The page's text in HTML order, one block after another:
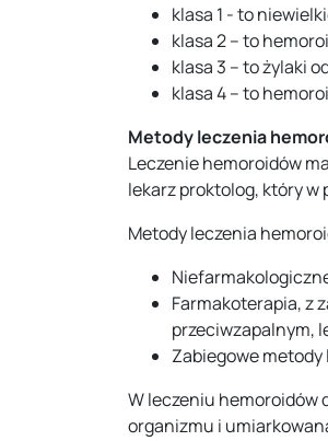
klasa 1 - to
klasa 2 – to
klasa 3 – to żylaki
klasa 4 – to
Metody leczenia
Leczenie hemoroidów
lekarz proktolog, który w
Metody leczenia
Farmakoterapia, z
przeciwzapalnym,
Zabiegowe
W leczeniu hemoroidów
organizmu i